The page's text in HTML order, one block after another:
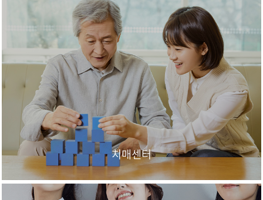
치매센터